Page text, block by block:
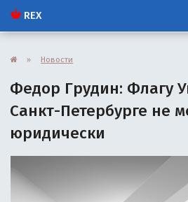
REX
» Новости
Федор Грудин: Флагу
Санкт-Петербурге не
юридически